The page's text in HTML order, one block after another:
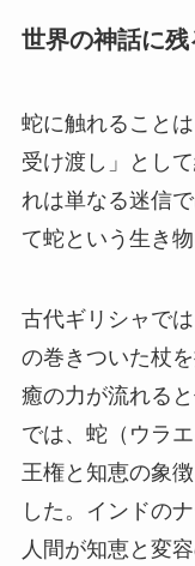
世界の神話に
蛇に触れること
受け渡し」とし
れは単なる迷信
て蛇という生き
古代ギリシャで
の巻きついた杖
癒の力が流れる
では、蛇（ウラ
王権と知恵の象
した。インドの
人間が知恵と変